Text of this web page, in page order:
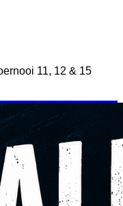
11, 12 & 15